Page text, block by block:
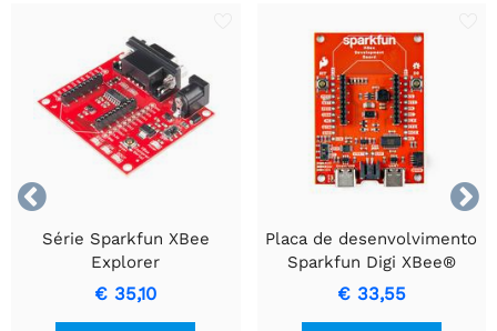


Série Sparkfun XBee
Explorer
€ 35,10
Placa de desenvolvimento
Sparkfun Digi XBee®
€ 33,55